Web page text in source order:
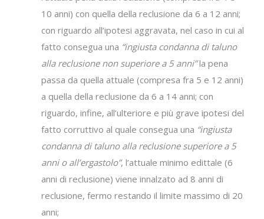
10 anni) con quella della reclusione da 6 a 12 anni;
con riguardo all’ipotesi aggravata, nel caso in cui al
fatto consegua una “ingiusta condanna di taluno
alla reclusione non superiore a 5 anni”la pena
passa da quella attuale (compresa fra 5 e 12 anni)
a quella della reclusione da 6 a 14 anni; con
riguardo, infine, all’ulteriore e più grave ipotesi del
fatto corruttivo al quale consegua una “ingiusta
condanna di taluno alla reclusione superiore a 5
anni o all’ergastolo”, l’attuale minimo edittale (6
anni di reclusione) viene innalzato ad 8 anni di
reclusione, fermo restando il limite massimo di 20
anni;